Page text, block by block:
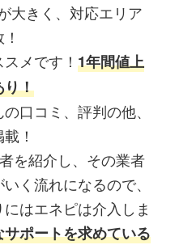
大きく、対応エリア
メです！ 1年間値上
り！
口コミ、評判の他、
！
を紹介し、その業者
く流れになるので、
はエネピは介入しま
サポートを求めている